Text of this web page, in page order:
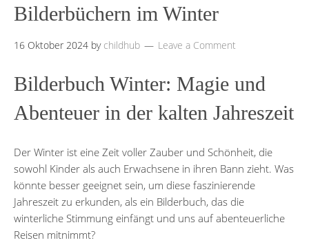
Bilderbüchern im Winter
16 Oktober 2024 by childhub Leave a Comment
Bilderbuch Winter: Magie und
Abenteuer in der kalten Jahreszeit
Der Winter ist eine Zeit voller Zauber und Schönheit, die
sowohl Kinder als auch Erwachsene in ihren Bann zieht. Was
könnte besser geeignet sein, um diese faszinierende
Jahreszeit zu erkunden, als ein Bilderbuch, das die
winterliche Stimmung einfängt und uns auf abenteuerliche
Reisen mitnimmt?